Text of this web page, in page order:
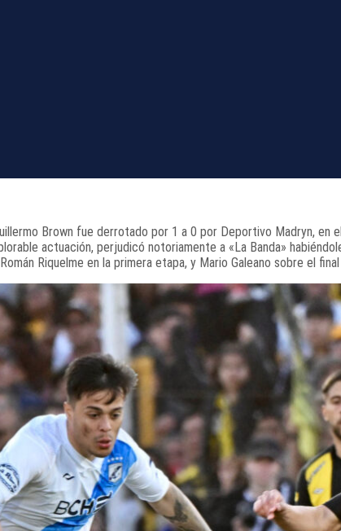
Brown fue derrotado por 1 a 0 por Deportivo Madryn, en
actuación, perjudicó notoriamente a «La Banda»
Riquelme en la primera etapa, y Mario Galeano sobre el